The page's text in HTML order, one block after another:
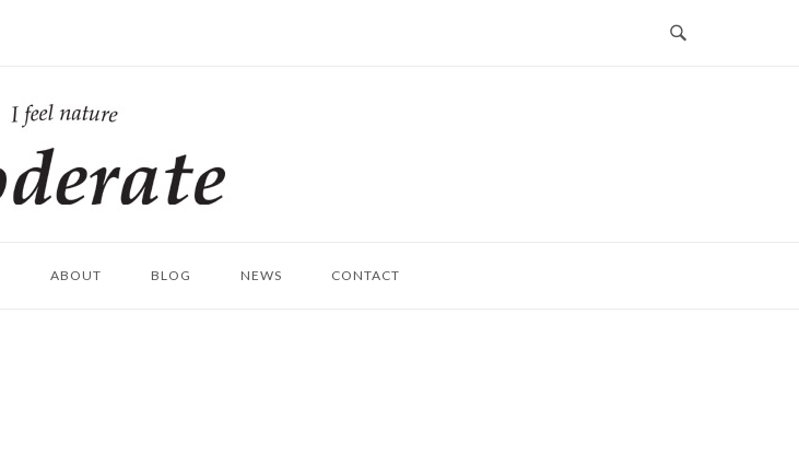
ム
ABOUT BLOG NEWS CONTACT